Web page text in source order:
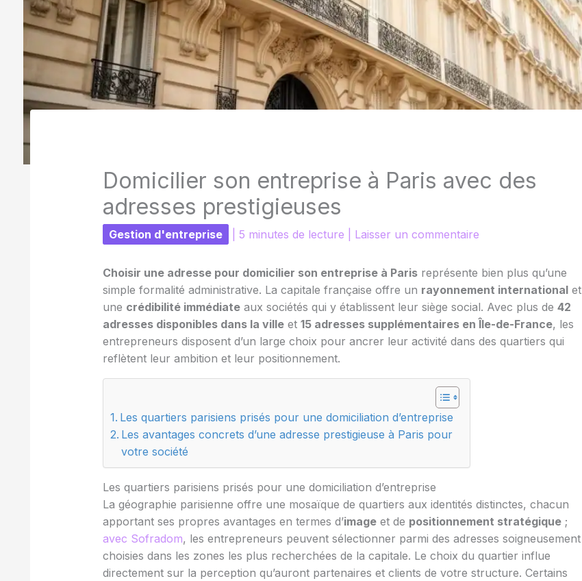
Domicilier son entreprise à Paris avec des
adresses prestigieuses
Gestion d'entreprise 5 minutes de lecture Laisser un commentaire
Choisir une adresse pour domicilier son entreprise à Paris représente bien plus qu’une
simple formalité administrative. La capitale française offre un rayonnement international et
une crédibilité immédiate aux sociétés qui y établissent leur siège social. Avec plus de42
adresses disponibles dans la ville et15 adresses supplémentaires en Île-de-France, les
entrepreneurs disposent d’un large choix pour ancrer leur activité dans des quartiers qui
reflètent leur ambition et leur positionnement.
Les quartiers parisiens prisés pour une domiciliation d’entreprise
Les avantages concrets d’une adresse prestigieuse à Paris pour
votre société
Les quartiers parisiens prisés pour une domiciliation d’entreprise
La géographie parisienne offre une mosaïque de quartiers aux identités distinctes, chacun
apportant ses propres avantages en termes d’image et de positionnement stratégique ;
avec Sofradom, les entrepreneurs peuvent sélectionner parmi des adresses soigneusement
choisies dans les zones les plus recherchées de la capitale. Le choix du quartier influe
directement sur la perception qu’auront partenaires et clients de votre structure. Certains